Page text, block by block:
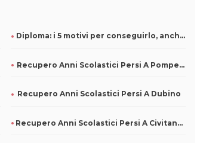
Diploma: i 5 motivi per conseguirlo, anche in ritardo
Recupero Anni Scolastici Persi A Pompeiana
Recupero Anni Scolastici Persi A Dubino
Recupero Anni Scolastici Persi A Civitanova Del Sannio